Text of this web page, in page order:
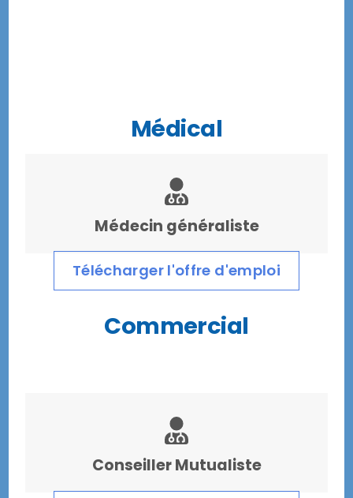
Médical
Médecin généraliste
Télécharger l'offre d'emploi
Commercial
Conseiller Mutualiste